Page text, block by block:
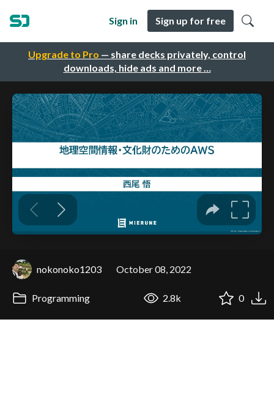
Upgrade to Pro — share decks privately, control
downloads, hide ads and more …
Sign in Sign up for free
nokonoko1203 October 08, 2022
Programming 2.8k 0